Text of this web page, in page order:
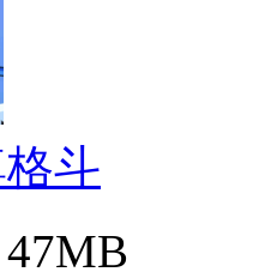
斗
47MB